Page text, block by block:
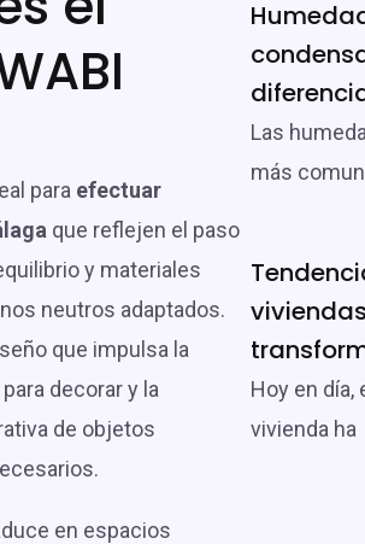
para efectuar
que reflejen el paso
y materiales
neutros adaptados.
que impulsa la
decorar y la
de objetos
en espacios
Las
más
Hoy en día,
vivienda ha